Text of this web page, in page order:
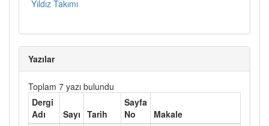
Yıldız Takımı
Yazılar
Toplam 7 yazı bulundu
Dergi
Adı
Sayı Tarih
Sayfa
No
Makale